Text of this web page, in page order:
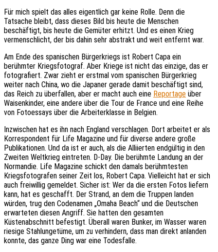
Für mich spielt das alles eigentlich gar keine Rolle. Denn die
Tatsache bleibt, dass dieses Bild bis heute die Menschen
beschäftigt, bis heute die Gemüter erhitzt. Und es einen Krieg
vermenschlicht, der bis dahin sehr abstrakt und weit entfernt war.
Am Ende des spanischen Bürgerkriegs ist Robert Capa ein
berühmter Kriegsfotograf. Aber Kriege ist nicht das einzige, das er
fotografiert. Zwar zieht er erstmal vom spanischen Bürgerkrieg
weiter nach China, wo die Japaner gerade damit beschäftigt sind,
das Reich zu überfallen, aber er macht auch eine Reportage über
Waisenkinder, eine andere über die Tour de France und eine Reihe
von Fotoessays über die Arbeiterklasse in Belgien.
Inzwischen hat es ihn nach England verschlagen. Dort arbeitet er als
Korrespondent für Life Magazine und für diverse andere große
Publikationen. Und da ist er auch, als die Alliierten endgültig in den
Zweiten Weltkrieg eintreten. D-Day. Die berühmte Landung an der
Normandie. Life Magazine schickt den damals berühmtesten
Kriegsfotografen seiner Zeit los, Robert Capa. Vielleicht hat er sich
auch freiwillig gemeldet. Sicher ist: Wer da die ersten Fotos liefern
kann, hat es geschafft. Der Strand, an dem die Truppen landen
würden, trug den Codenamen „Omaha Beach“ und die Deutschen
erwarteten diesen Angriff. Sie hatten den gesamten
Küstenabschnitt befestigt. Überall waren Bunker, im Wasser waren
riesige Stahlungetüme, um zu verhindern, dass man direkt anlanden
konnte, das ganze Ding war eine Todesfalle.